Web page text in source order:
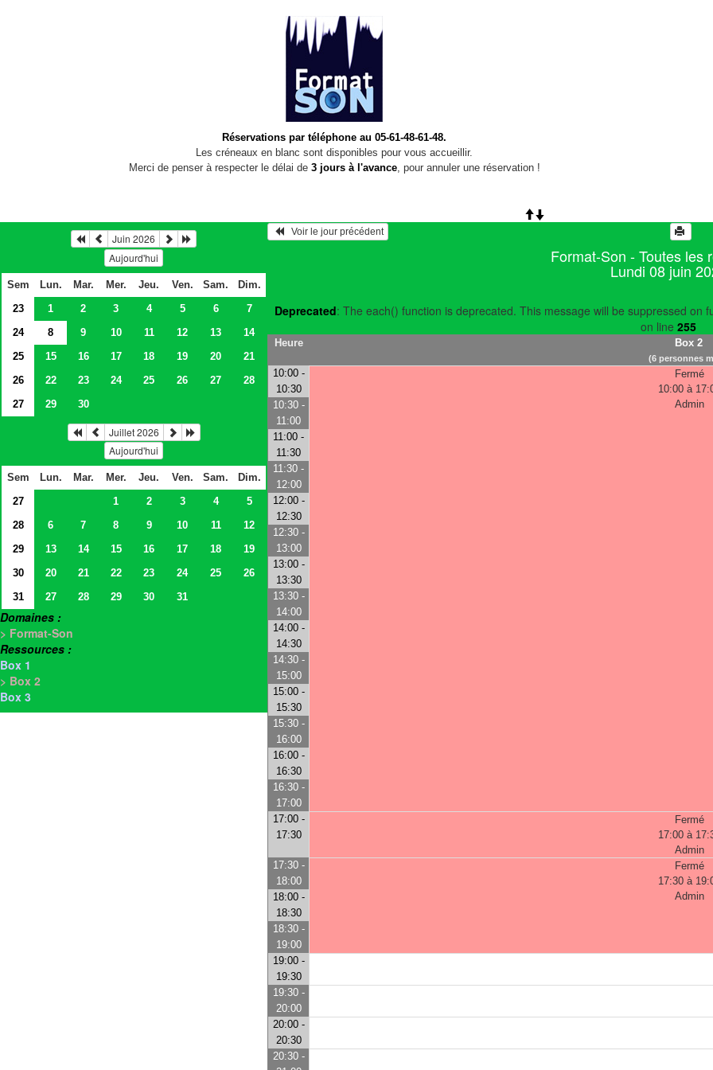
Réservations par téléphone au 05-61-48-61-48.
Les créneaux en blanc sont disponibles pour vous accueillir.
Merci de penser à respecter le délai de 3 jours à l'avance, pour annuler une réservation !
Juin 2026
Aujourd'hui
Sem Lun. Mar. Mer. Jeu. Ven. Sam.
Dim.
23
1 2 3 4 5 6
7
24
8 9 10 11 12 13
14
25
15 16 17 18 19 20
21
26
22 23 24 25 26 27
28
27
29 30
Juillet 2026
Aujourd'hui
Sem Lun. Mar. Mer. Jeu. Ven. Sam.
Dim.
27
1 2 3 4
5
28
6 7 8 9 10 11
12
29
13 14 15 16 17 18
19
30
20 21 22 23 24 25
26
31
27 28 29 30 31
Domaines :
> Format-Son
Ressources :
Box 1
> Box 2
Box 3
   Voir le jour précédent
Format-Son - Toutes les
Lundi 08 juin
Deprecated: The each() function is deprecated. This message will be suppressed on
on line 255
Heure Box 2
(6 personnes
10:00 -
10:30
Fermé
10:00 à
Admin
10:30 -
11:00
11:00 -
11:30
11:30 -
12:00
12:00 -
12:30
12:30 -
13:00
13:00 -
13:30
13:30 -
14:00
14:00 -
14:30
14:30 -
15:00
15:00 -
15:30
15:30 -
16:00
16:00 -
16:30
16:30 -
17:00
17:00 -
17:30
Fermé
17:00 à
Admin
17:30 -
18:00
Fermé
17:30 à
Admin
18:00 -
18:30
18:30 -
19:00
19:00 -
19:30
19:30 -
20:00
20:00 -
20:30
20:30 -